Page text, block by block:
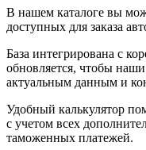
В нашем каталоге вы
доступных для заказа
База интегрирована с
обновляется, чтобы
актуальным данным и
Удобный калькулятор
с учетом всех
таможенных платежей.